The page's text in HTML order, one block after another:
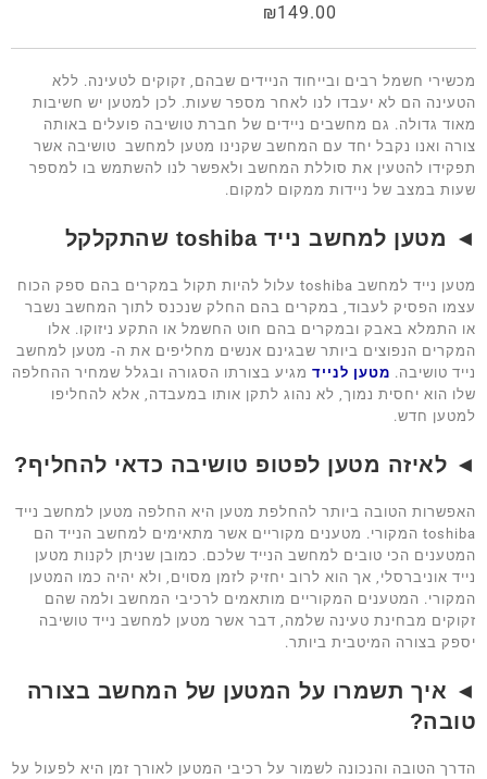
₪149.00
מכשירי חשמל רבים ובייחוד הניידים שבהם, זקוקים לטעינה. ללא
הטעינה הם לא יעבדו לנו לאחר מספר שעות. לכן למטען יש חשיבות
מאוד גדולה. גם מחשבים ניידים של חברת טושיבה פועלים באותה
צורה ואנו נקבל יחד עם המחשב שקנינו מטען למחשב טושיבה אשר
תפקידו להטעין את סוללת המחשב ולאפשר לנו להשתמש בו למספר
שעות במצב של ניידות ממקום למקום.
◄ מטען למחשב נייד toshiba שהתקלקל
מטען נייד למחשב toshiba עלול להיות תקול במקרים בהם ספק הכוח
עצמו הפסיק לעבוד, במקרים בהם החלק שנכנס לתוך המחשב נשבר
או התמלא באבק ובמקרים בהם חוט החשמל או התקע ניזוקו. אלו
המקרים הנפוצים ביותר שבגינם אנשים מחליפים את ה- מטען למחשב
נייד טושיבה. מטען לנייד מגיע בצורתו הסגורה ובגלל שמחיר ההחלפה
שלו הוא יחסית נמוך, לא נהוג לתקן אותו במעבדה, אלא להחליפו
למטען חדש.
◄ לאיזה מטען לפטופ טושיבה כדאי להחליף?
האפשרות הטובה ביותר להחלפת מטען היא החלפה מטען למחשב נייד
toshiba המקורי. מטענים מקוריים אשר מתאימים למחשב הנייד הם
המטענים הכי טובים למחשב הנייד שלכם. כמובן שניתן לקנות מטען
נייד אוניברסלי, אך הוא לרוב יחזיק לזמן מסוים, ולא יהיה כמו המטען
המקורי. המטענים המקוריים מותאמים לרכיבי המחשב ולמה שהם
זקוקים מבחינת טעינה שלמה, דבר אשר מטען למחשב נייד טושיבה
יספק בצורה המיטבית ביותר.
◄ איך תשמרו על המטען של המחשב בצורה
טובה?
הדרך הטובה והנכונה לשמור על רכיבי המטען לאורך זמן היא לפעול על